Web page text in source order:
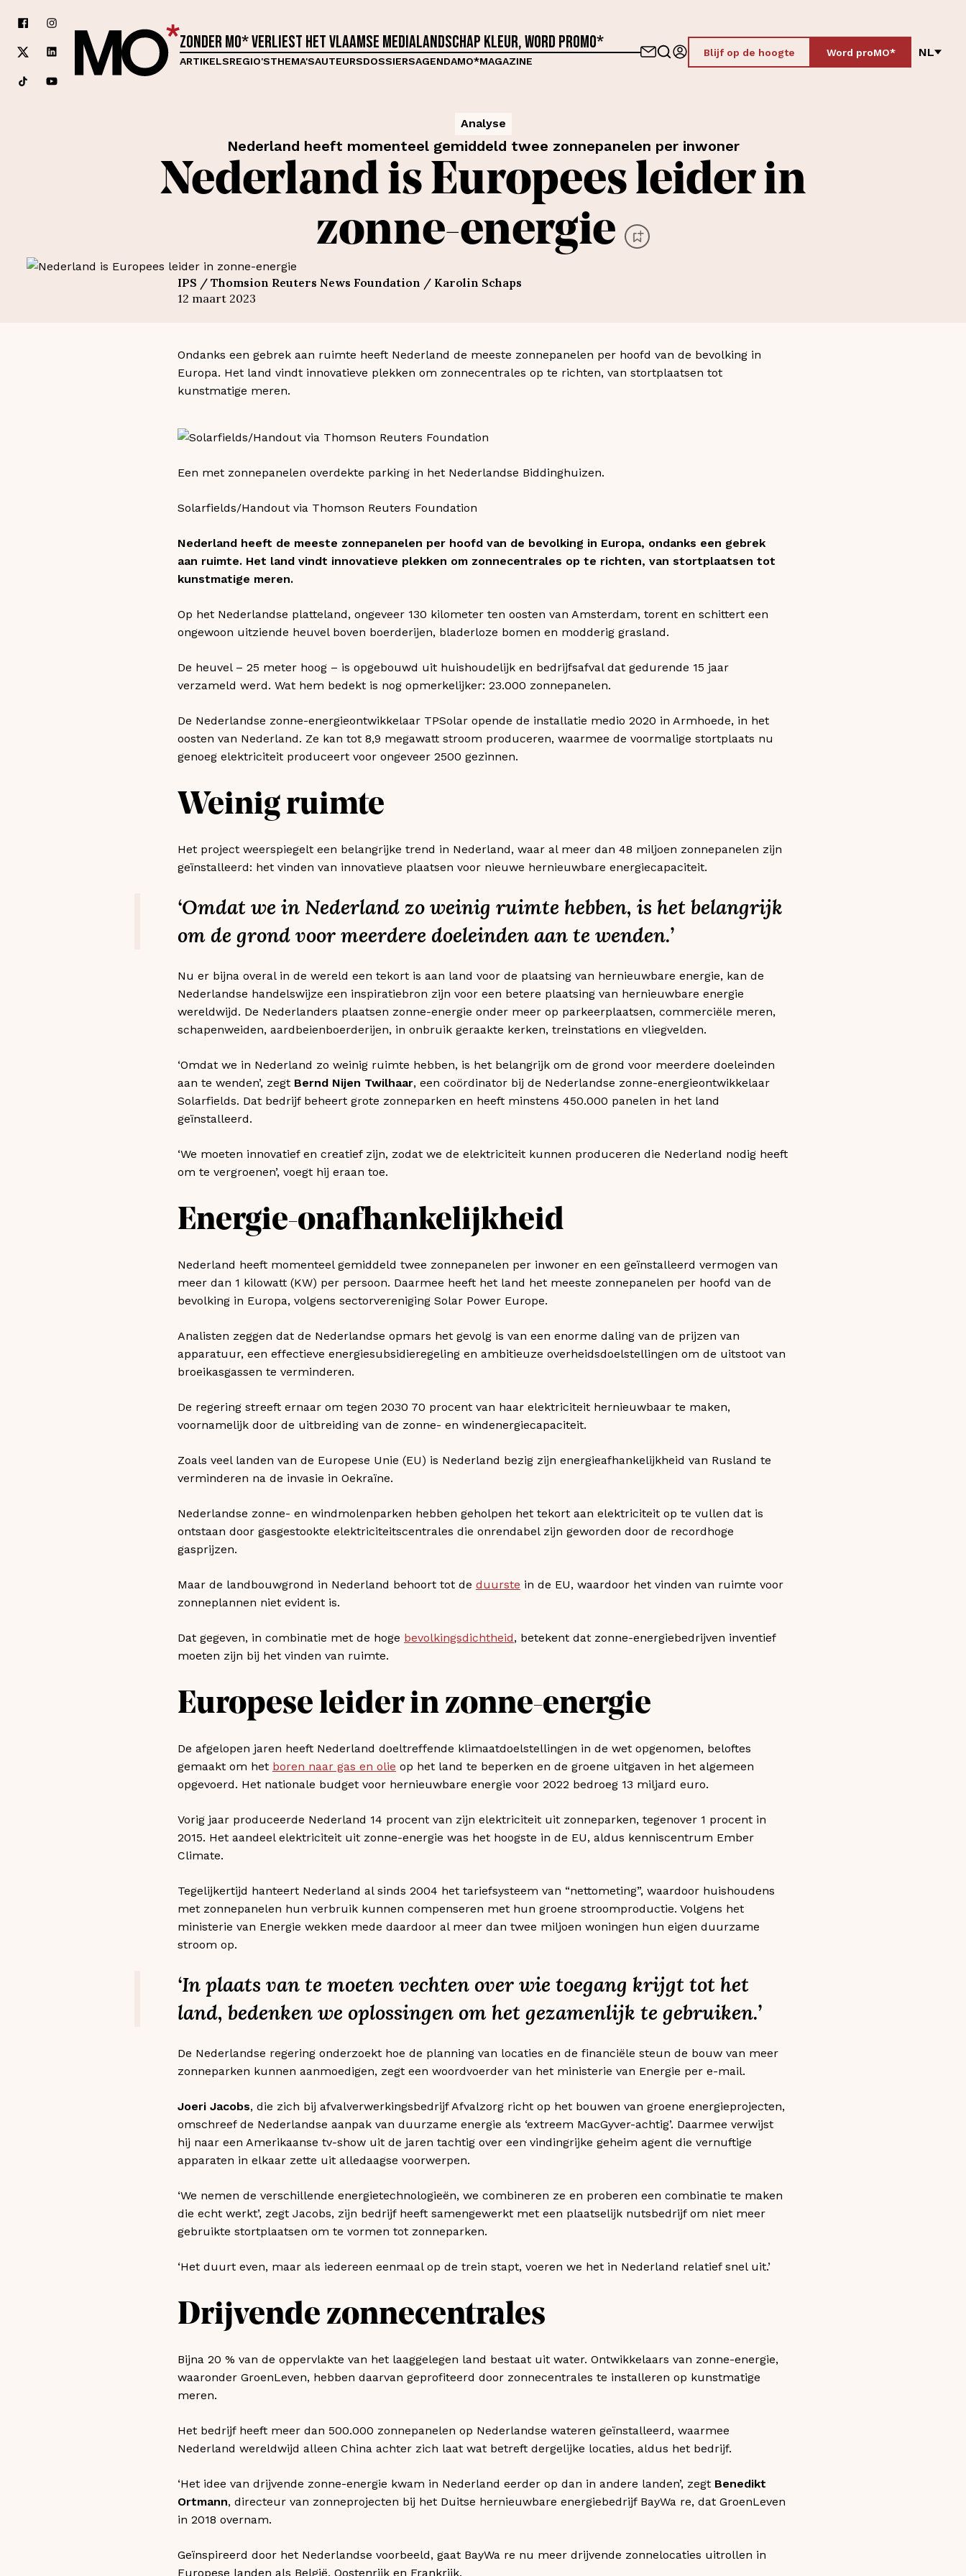
Zonder MO* verliest het Vlaamse medialandschap kleur, word proMO*
ARTIKELSREGIO'STHEMA'SAUTEURSDOSSIERSAGENDAMO*MAGAZINE
Blijf op de hoogte Word proMO* NL
Analyse
Nederland heeft momenteel gemiddeld twee zonnepanelen per inwoner
Nederland is Europees leider in
zonne-energie
IPS / Thomsion Reuters News Foundation / Karolin Schaps
12 maart 2023
Ondanks een gebrek aan ruimte heeft Nederland de meeste zonnepanelen per hoofd van de bevolking in
Europa. Het land vindt innovatieve plekken om zonnecentrales op te richten, van stortplaatsen tot
kunstmatige meren.
Een met zonnepanelen overdekte parking in het Nederlandse Biddinghuizen.
Solarfields/Handout via Thomson Reuters Foundation
Nederland heeft de meeste zonnepanelen per hoofd van de bevolking in Europa, ondanks een gebrek
aan ruimte. Het land vindt innovatieve plekken om zonnecentrales op te richten, van stortplaatsen tot
kunstmatige meren.
Op het Nederlandse platteland, ongeveer 130 kilometer ten oosten van Amsterdam, torent en schittert een
ongewoon uitziende heuvel boven boerderijen, bladerloze bomen en modderig grasland.
De heuvel – 25 meter hoog – is opgebouwd uit huishoudelijk en bedrijfsafval dat gedurende 15 jaar
verzameld werd. Wat hem bedekt is nog opmerkelijker: 23.000 zonnepanelen.
De Nederlandse zonne-energieontwikkelaar TPSolar opende de installatie medio 2020 in Armhoede, in het
oosten van Nederland. Ze kan tot 8,9 megawatt stroom produceren, waarmee de voormalige stortplaats nu
genoeg elektriciteit produceert voor ongeveer 2500 gezinnen.
Weinig ruimte
Het project weerspiegelt een belangrijke trend in Nederland, waar al meer dan 48 miljoen zonnepanelen zijn
geïnstalleerd: het vinden van innovatieve plaatsen voor nieuwe hernieuwbare energiecapaciteit.
‘Omdat we in Nederland zo weinig ruimte hebben, is het belangrijk
om de grond voor meerdere doeleinden aan te wenden.’
Nu er bijna overal in de wereld een tekort is aan land voor de plaatsing van hernieuwbare energie, kan de
Nederlandse handelswijze een inspiratiebron zijn voor een betere plaatsing van hernieuwbare energie
wereldwijd. De Nederlanders plaatsen zonne-energie onder meer op parkeerplaatsen, commerciële meren,
schapenweiden, aardbeienboerderijen, in onbruik geraakte kerken, treinstations en vliegvelden.
‘Omdat we in Nederland zo weinig ruimte hebben, is het belangrijk om de grond voor meerdere doeleinden
aan te wenden’, zegt Bernd Nijen Twilhaar, een coördinator bij de Nederlandse zonne-energieontwikkelaar
Solarfields. Dat bedrijf beheert grote zonneparken en heeft minstens 450.000 panelen in het land
geïnstalleerd.
‘We moeten innovatief en creatief zijn, zodat we de elektriciteit kunnen produceren die Nederland nodig heeft
om te vergroenen’, voegt hij eraan toe.
Energie-onafhankelijkheid
Nederland heeft momenteel gemiddeld twee zonnepanelen per inwoner en een geïnstalleerd vermogen van
meer dan 1 kilowatt (KW) per persoon. Daarmee heeft het land het meeste zonnepanelen per hoofd van de
bevolking in Europa, volgens sectorvereniging Solar Power Europe.
Analisten zeggen dat de Nederlandse opmars het gevolg is van een enorme daling van de prijzen van
apparatuur, een effectieve energiesubsidieregeling en ambitieuze overheidsdoelstellingen om de uitstoot van
broeikasgassen te verminderen.
De regering streeft ernaar om tegen 2030 70 procent van haar elektriciteit hernieuwbaar te maken,
voornamelijk door de uitbreiding van de zonne- en windenergiecapaciteit.
Zoals veel landen van de Europese Unie (EU) is Nederland bezig zijn energieafhankelijkheid van Rusland te
verminderen na de invasie in Oekraïne.
Nederlandse zonne- en windmolenparken hebben geholpen het tekort aan elektriciteit op te vullen dat is
ontstaan door gasgestookte elektriciteitscentrales die onrendabel zijn geworden door de recordhoge
gasprijzen.
Maar de landbouwgrond in Nederland behoort tot de duurste in de EU, waardoor het vinden van ruimte voor
zonneplannen niet evident is.
Dat gegeven, in combinatie met de hoge bevolkingsdichtheid, betekent dat zonne-energiebedrijven inventief
moeten zijn bij het vinden van ruimte.
Europese leider in zonne-energie
De afgelopen jaren heeft Nederland doeltreffende klimaatdoelstellingen in de wet opgenomen, beloftes
gemaakt om het boren naar gas en olie op het land te beperken en de groene uitgaven in het algemeen
opgevoerd. Het nationale budget voor hernieuwbare energie voor 2022 bedroeg 13 miljard euro.
Vorig jaar produceerde Nederland 14 procent van zijn elektriciteit uit zonneparken, tegenover 1 procent in
2015. Het aandeel elektriciteit uit zonne-energie was het hoogste in de EU, aldus kenniscentrum Ember
Climate.
Tegelijkertijd hanteert Nederland al sinds 2004 het tariefsysteem van “nettometing”, waardoor huishoudens
met zonnepanelen hun verbruik kunnen compenseren met hun groene stroomproductie. Volgens het
ministerie van Energie wekken mede daardoor al meer dan twee miljoen woningen hun eigen duurzame
stroom op.
‘In plaats van te moeten vechten over wie toegang krijgt tot het
land, bedenken we oplossingen om het gezamenlijk te gebruiken.’
De Nederlandse regering onderzoekt hoe de planning van locaties en de financiële steun de bouw van meer
zonneparken kunnen aanmoedigen, zegt een woordvoerder van het ministerie van Energie per e-mail.
Joeri Jacobs, die zich bij afvalverwerkingsbedrijf Afvalzorg richt op het bouwen van groene energieprojecten,
omschreef de Nederlandse aanpak van duurzame energie als ‘extreem MacGyver-achtig’. Daarmee verwijst
hij naar een Amerikaanse tv-show uit de jaren tachtig over een vindingrijke geheim agent die vernuftige
apparaten in elkaar zette uit alledaagse voorwerpen.
‘We nemen de verschillende energietechnologieën, we combineren ze en proberen een combinatie te maken
die echt werkt’, zegt Jacobs, zijn bedrijf heeft samengewerkt met een plaatselijk nutsbedrijf om niet meer
gebruikte stortplaatsen om te vormen tot zonneparken.
‘Het duurt even, maar als iedereen eenmaal op de trein stapt, voeren we het in Nederland relatief snel uit.’
Drijvende zonnecentrales
Bijna 20 % van de oppervlakte van het laaggelegen land bestaat uit water. Ontwikkelaars van zonne-energie,
waaronder GroenLeven, hebben daarvan geprofiteerd door zonnecentrales te installeren op kunstmatige
meren.
Het bedrijf heeft meer dan 500.000 zonnepanelen op Nederlandse wateren geïnstalleerd, waarmee
Nederland wereldwijd alleen China achter zich laat wat betreft dergelijke locaties, aldus het bedrijf.
‘Het idee van drijvende zonne-energie kwam in Nederland eerder op dan in andere landen’, zegt Benedikt
Ortmann, directeur van zonneprojecten bij het Duitse hernieuwbare energiebedrijf BayWa re, dat GroenLeven
in 2018 overnam.
Geïnspireerd door het Nederlandse voorbeeld, gaat BayWa re nu meer drijvende zonnelocaties uitrollen in
Europese landen als België, Oostenrijk en Frankrijk.